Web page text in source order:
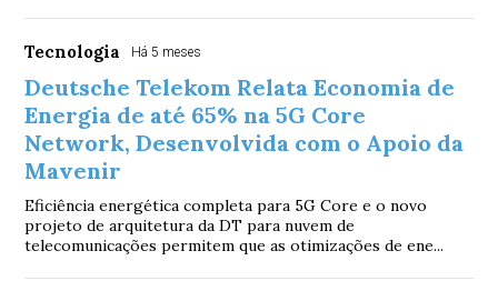
Tecnologia Há 5 meses
Deutsche Telekom Relata Economia de
Energia de até 65% na 5G Core
Network, Desenvolvida com o Apoio da
Mavenir
Eficiência energética completa para 5G Core e o novo
projeto de arquitetura da DT para nuvem de
telecomunicações permitem que as otimizações de ene...